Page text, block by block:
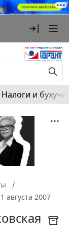
Налоги и
августа 2007